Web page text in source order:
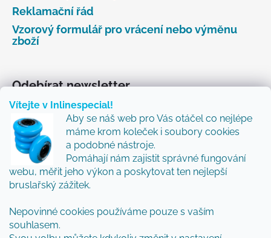
Vítejte v Inlinespecial!
Aby se náš web pro Vás otáčel co nejlépe
máme krom koleček i soubory cookies
a podobné nástroje.
Pomáhají nám zajistit správné fungování
webu, měřit jeho výkon a poskytovat ten nejlepší
bruslařský zážitek.
Nepovinné cookies používáme pouze s vaším
souhlasem.
Reklamační řád
Vzorový formulář pro vrácení nebo výměnu
zboží
Odebírat newsletter
Vložte svůj e-mail a my vám budeme zasílat informace
o nových produktech na našem e-shopu.
Přidejte se k nám a my Vám budeme zasílat ty nejlepší
novinky a tipy.
E-mail
Vložením e-mailu souhlasíte spodmínkami
ochrany osobních údajů